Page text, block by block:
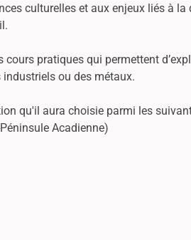
culturelles et aux enjeux liés à
pratiques qui permettent
industriels ou des métaux.
qu'il aura choisie parmi les
Acadienne)